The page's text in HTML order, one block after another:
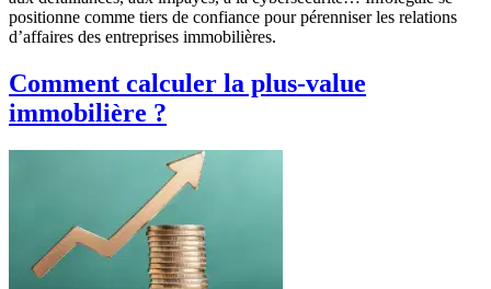
positionne comme tiers de confiance pour pérenniser les relations
d’affaires des entreprises immobilières.
Comment calculer la plus-value
immobilière ?